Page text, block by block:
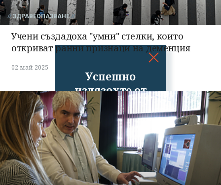
Успешно
излязохте от
профила си!
ЗДРАВЕОПАЗВАНЕ
Учени създадоха "умни" стелки, които
откриват ранни признаци на деменция
02 май 2025